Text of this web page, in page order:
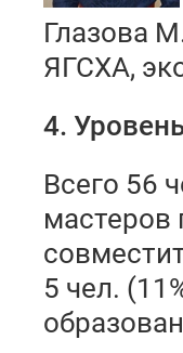
Глазова
ЯГСХА,
4.
Всего 56
мастеров
5 чел.